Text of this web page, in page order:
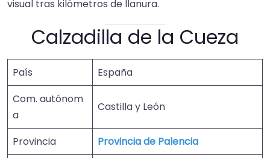
visual tras kilómetros de llanura.
Calzadilla de la Cueza
País
España
Com. autónom
a
Castilla y León
Provincia
Provincia de Palencia